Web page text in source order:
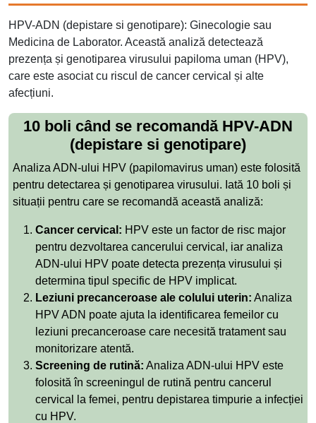
HPV-ADN (depistare si genotipare): Ginecologie sau
Medicina de Laborator. Această analiză detectează
prezența și genotiparea virusului papiloma uman (HPV),
care este asociat cu riscul de cancer cervical și alte
afecțiuni.
10 boli când se recomandă HPV-ADN
(depistare si genotipare)
Analiza ADN-ului HPV (papilomavirus uman) este folosită
pentru detectarea și genotiparea virusului. Iată 10 boli și
situații pentru care se recomandă această analiză:
Cancer cervical: HPV este un factor de risc major
pentru dezvoltarea cancerului cervical, iar analiza
ADN-ului HPV poate detecta prezența virusului și
determina tipul specific de HPV implicat.
Leziuni precanceroase ale colului uterin: Analiza
HPV ADN poate ajuta la identificarea femeilor cu
leziuni precanceroase care necesită tratament sau
monitorizare atentă.
Screening de rutină: Analiza ADN-ului HPV este
folosită în screeningul de rutină pentru cancerul
cervical la femei, pentru depistarea timpurie a infecției
cu HPV.